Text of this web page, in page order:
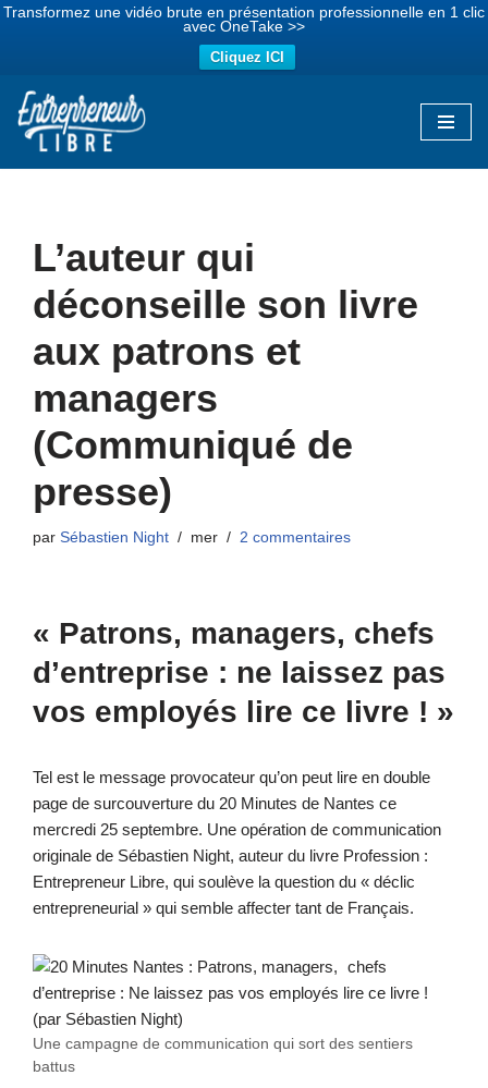
Transformez une vidéo brute en présentation professionnelle en 1 clic
avec OneTake >>
Cliquez ICI
Aller
L’auteur qui
déconseille son livre
aux patrons et
managers
(Communiqué de
presse)
par Sébastien Night mer 2 commentaires
« Patrons, managers, chefs
d’entreprise : ne laissez pas
vos employés lire ce livre ! »
Tel est le message provocateur qu’on peut lire en double
page de surcouverture du 20 Minutes de Nantes ce
mercredi 25 septembre. Une opération de communication
originale de Sébastien Night, auteur du livre Profession :
Entrepreneur Libre, qui soulève la question du « déclic
entrepreneurial » qui semble affecter tant de Français.
Une campagne de communication qui sort des sentiers
battus